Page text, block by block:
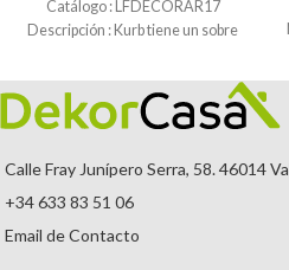
Catálogo : LFDECORAR17
Descripción : Kurb tiene un sobre
Calle Fray Junípero Serra, 58. 46014
+34 633 83 51 06
Email de Contacto